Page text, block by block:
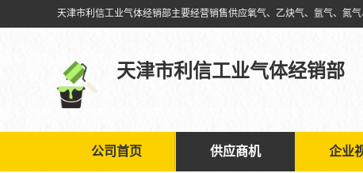
天津市利信工业气体经销部
公司首页 供应商机 企业